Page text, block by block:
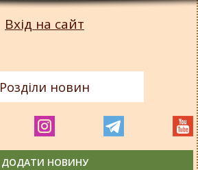
Вхід на сайт
Розділи новин
ДОДАТИ НОВИНУ